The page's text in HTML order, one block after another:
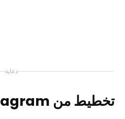
دعاية
تخطيط من Instagram